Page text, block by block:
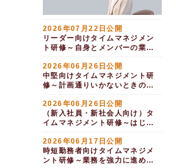
若手社員向けキャリア研
修 最初の会社でがんばるとい
２０代・３０代向けキャ
リアデザイン研修（１日間）
高め、キャリアを考える編（１
日間）
2026年07月22日公開
リーダー向けタイムマネジメン
ト研修～自身とメンバーの業務
2026年06月26日公開
中堅向けタイムマネジメント研
修～計画通りいかないときの進
2026年06月26日公開
（新入社員・新社会人向け）タ
イムマネジメント研修～はじめ
2026年06月17日公開
時短勤務者向けタイムマネジメ
ント研修～業務を強力に進める